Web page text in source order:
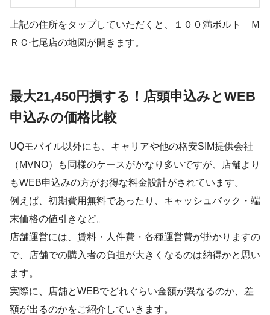
上記の住所をタップしていただくと、１００満ボルト Ｍ
ＲＣ七尾店の地図が開きます。
最大21,450円損する！店頭申込みとWEB
申込みの価格比較
UQモバイル以外にも、キャリアや他の格安SIM提供会社
（MVNO）も同様のケースがかなり多いですが、店舗より
もWEB申込みの方がお得な料金設計がされています。
例えば、初期費用無料であったり、キャッシュバック・端
末価格の値引きなど。
店舗運営には、賃料・人件費・各種運営費が掛かりますの
で、店舗での購入者の負担が大きくなるのは納得かと思い
ます。
実際に、店舗とWEBでどれぐらい金額が異なるのか、差
額が出るのかをご紹介していきます。